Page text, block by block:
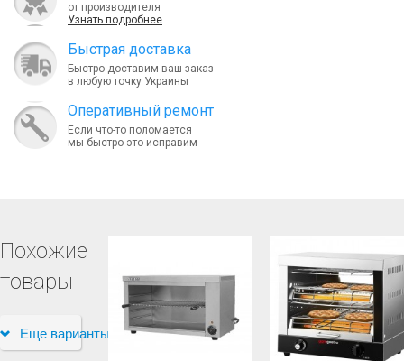
от производителя
Узнать подробнее
Быcтрая доставка
Быстро доставим ваш заказ
в любую точку Украины
Оперативный ремонт
Если что-то поломается
мы быстро это исправим
Похожие
товары
Еще варианты